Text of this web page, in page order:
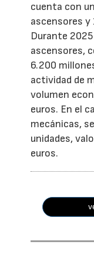
cuenta con
ascensores y
Durante
ascensores,
6.200
actividad de
volumen
euros. En el
mecánicas,
unidades,
euros.